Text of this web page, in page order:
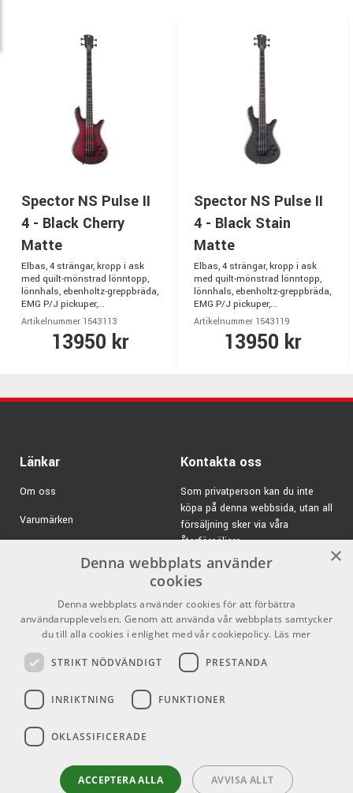
Spector NS Pulse II
4 - Black Cherry
Matte
Elbas, 4 strängar, kropp i ask
med quilt-mönstrad lönntopp,
lönnhals, ebenholtz-greppbräda,
EMG P/J pickuper,...
Artikelnummer 1543113
13950 kr
Spector NS Pulse II
4 - Black Stain
Matte
Elbas, 4 strängar, kropp i ask
med quilt-mönstrad lönntopp,
lönnhals, ebenholtz-greppbräda,
EMG P/J pickuper,...
Artikelnummer 1543119
13950 kr
Länkar
Om oss
Varumärken
Försäljningsvillkor
Inlogg för återförsäljare
Kontakta oss
Som privatperson kan du inte
köpa på denna webbsida, utan all
försäljning sker via våra
återförsäljare.
E-post:info@emnordic.se
Youtube
×
Denna webbplats använder
cookies
Denna webbplats använder cookies för att förbättra
användarupplevelsen. Genom att använda vår webbplats samtycker
du till alla cookies i enlighet med vår cookiepolicy. Läs mer
STRIKT NÖDVÄNDIGT PRESTANDA
INRIKTNING FUNKTIONER
OKLASSIFICERADE
ACCEPTERA ALLA AVVISA ALLT